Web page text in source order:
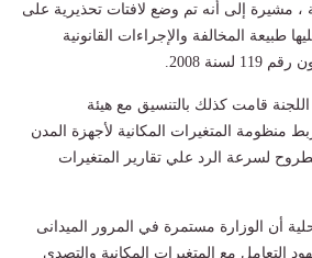
، مشيرة إلى أنه تم وضع لافتات تحذيرية على
طبيعة المخالفة والإجراءات القانونية
2008.
قامت كذلك بالتنسيق مع هيئة
منظومة المتغيرات المكانية لأجهزة المدن
لسرعة الرد علي تقارير المتغيرات
أن الوزارة مستمرة في المرور الميدانى
التعامل مع المتغيرات المكانية والتصدي